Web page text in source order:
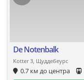
De Notenbalk
Kotter 3, Щуддебеурс
0.7 км до центра